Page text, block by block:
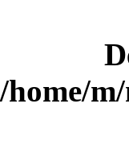
/home/